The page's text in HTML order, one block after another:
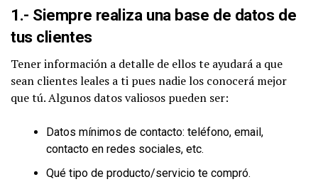
1.- Siempre realiza una base de datos de
tus clientes
Tener información a detalle de ellos te ayudará a que
sean clientes leales a ti pues nadie los conocerá mejor
que tú. Algunos datos valiosos pueden ser:
Datos mínimos de contacto: teléfono, email,
contacto en redes sociales, etc.
Qué tipo de producto/servicio te compró.